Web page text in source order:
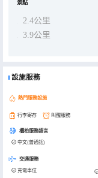
景點
2.4公里
3.9公里
設施服務
熱門服務設施
行李寄存 叫醒服務
櫃枱服務語言
中文(普通話)
交通服務
充電車位